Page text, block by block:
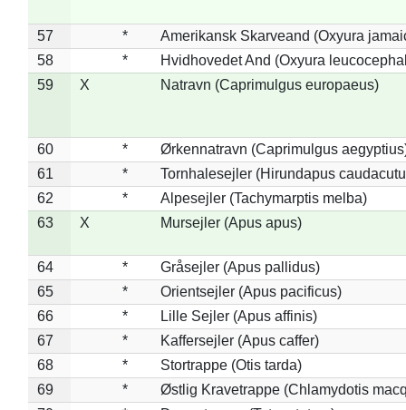
57 *
Amerikansk Skarveand (Oxyura
58
*
Hvidhovedet And (Oxyura
59
X Natravn (Caprimulgus europaeus)
60 *
Ørkennatravn (Caprimulgus
61
*
Tornhalesejler (Hirundapus
62
*
Alpesejler (Tachymarptis melba)
63
X Mursejler (Apus apus)
64 *
Gråsejler (Apus pallidus)
65
*
Orientsejler (Apus pacificus)
66
*
Lille Sejler (Apus affinis)
67
*
Kaffersejler (Apus caffer)
68
*
Stortrappe (Otis tarda)
69
*
Østlig Kravetrappe (Chlamydotis